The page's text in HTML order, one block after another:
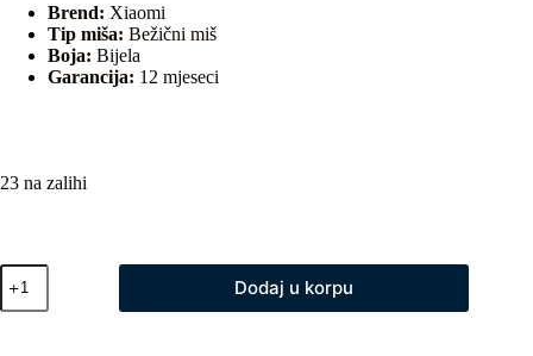
Brend: Xiaomi
Tip miša: Bežični miš
Boja: Bijela
Garancija: 12 mjeseci
23 na zalihi
Xiaomi
Mi
Bezicni
Dodaj u korpu